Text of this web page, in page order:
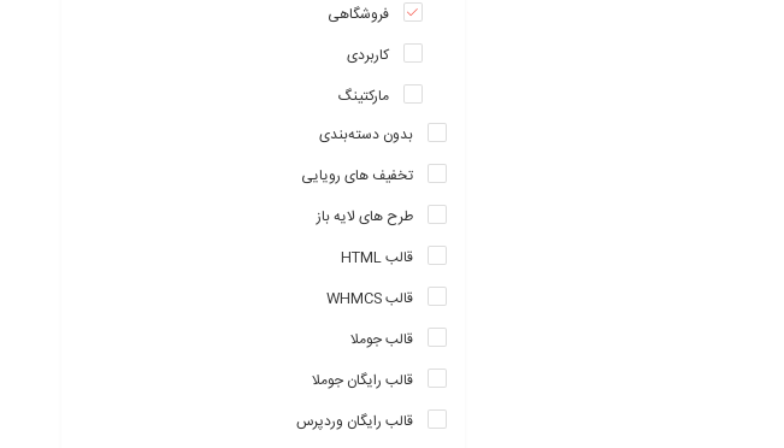
فروشگاهی
کاربردی
مارکتینگ
بدون دسته‌بندی
تخفیف های رویایی
طرح های لایه باز
قالب HTML
قالب WHMCS
قالب جوملا
قالب رایگان جوملا
قالب رایگان وردپرس